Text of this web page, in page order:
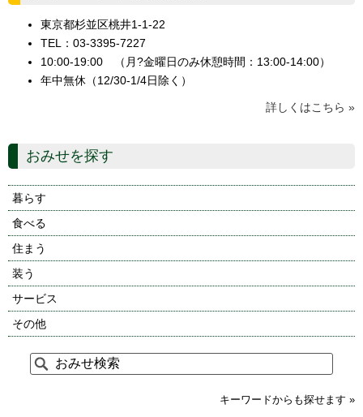
東京都杉並区桃井1-1-22
TEL：03-3395-7227
10:00-19:00 （月?金曜日のみ休憩時間：13:00-14:00）
年中無休（12/30-1/4日除く）
詳しくはこちら »
おみせを探す
暮らす
食べる
住まう
装う
サービス
その他
キーワードからも探せます »